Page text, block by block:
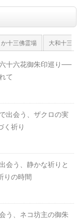
十三佛霊場 大和十三
十六花御朱印巡り──
て
出会う、ザクロの実
く祈り
会う、静かな祈りと
りの時間
う、ネコ坊主の御朱